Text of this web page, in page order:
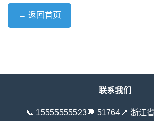
← 返回首页
联系我们
📞 15555555523💬 51764 📍 浙江